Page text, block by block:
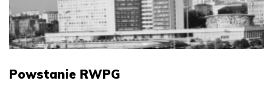
Powstanie RWPG